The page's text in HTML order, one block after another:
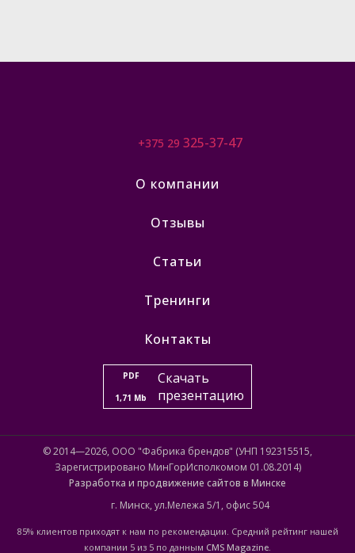
+375 29 325-37-47
О компании
Отзывы
Статьи
Тренинги
Контакты
PDF
1,71 Mb
Скачать
презентацию
© 2014—2026, ООО "Фабрика брендов" (УНП 192315515,
Зарегистрировано МинГорИсполкомом 01.08.2014)
Разработка и продвижение сайтов в Минске
г. Минск, ул.Мележа 5/1, офис 504
85% клиентов приходят к нам по рекомендации. Средний рейтинг нашей
компании 5 из 5 по данным CMS Magazine.